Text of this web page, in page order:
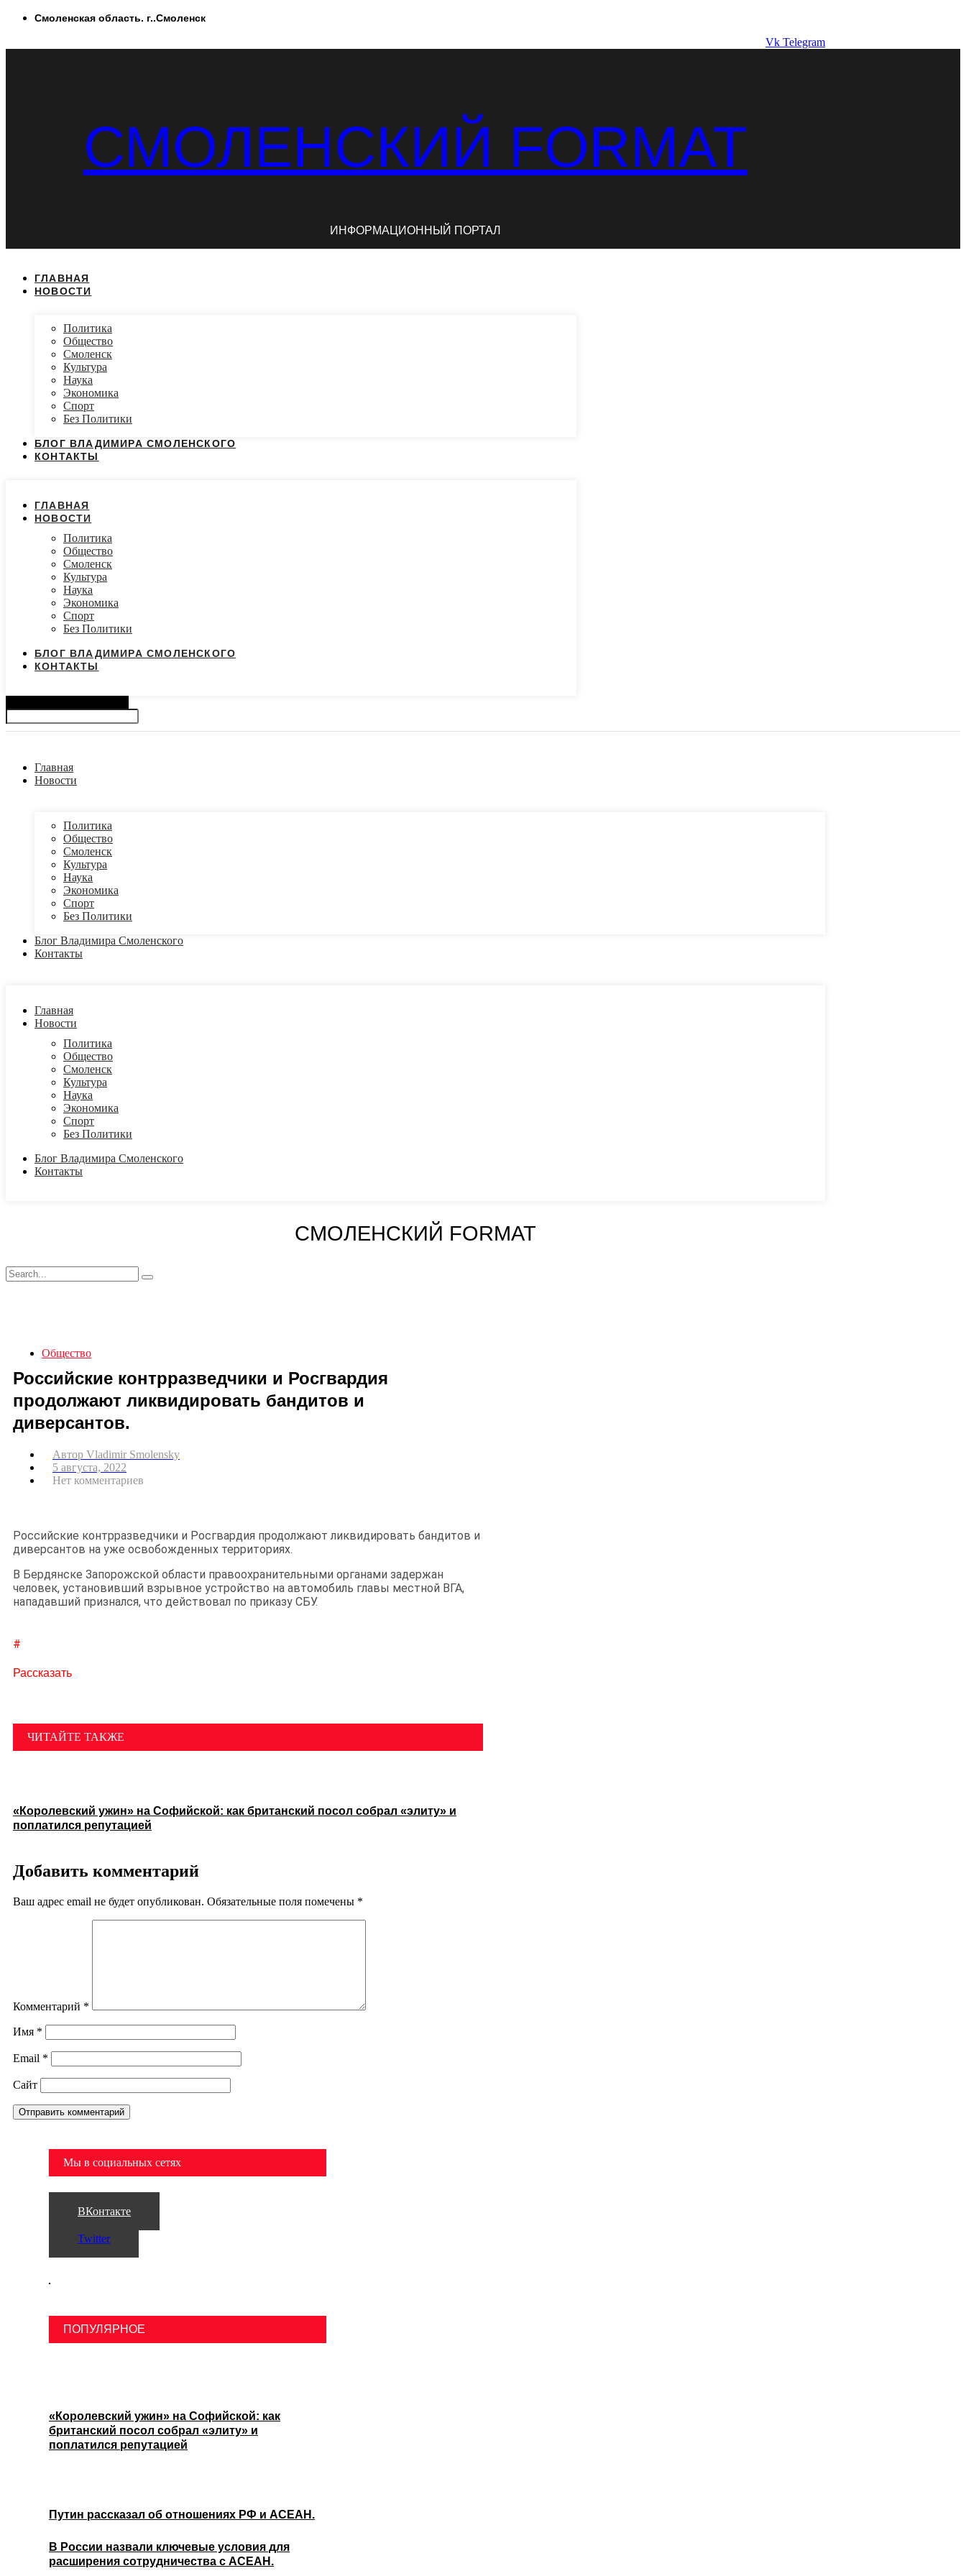
ПерейтиСмоленская область. г..Смоленск
Vk Telegram
СМОЛЕНСКИЙ FORMAT
ИНФОРМАЦИОННЫЙ ПОРТАЛ
ГЛАВНАЯ
НОВОСТИ
Политика
Общество
Смоленск
Культура
Наука
Экономика
Спорт
Без Политики
БЛОГ ВЛАДИМИРА СМОЛЕНСКОГО
КОНТАКТЫ
ГЛАВНАЯ
НОВОСТИ
Политика
Общество
Смоленск
Культура
Наука
Экономика
Спорт
Без Политики
БЛОГ ВЛАДИМИРА СМОЛЕНСКОГО
КОНТАКТЫ
Главная
Новости
Политика
Общество
Смоленск
Культура
Наука
Экономика
Спорт
Без Политики
Блог Владимира Смоленского
Контакты
Главная
Новости
Политика
Общество
Смоленск
Культура
Наука
Экономика
Спорт
Без Политики
Блог Владимира Смоленского
Контакты
СМОЛЕНСКИЙ FORMAT
Общество
Российские контрразведчики и Росгвардия
продолжают ликвидировать бандитов и
диверсантов.
Автор Vladimir Smolensky
5 августа, 2022
Нет комментариев
Российские контрразведчики и Росгвардия продолжают ликвидировать бандитов и
диверсантов на уже освобожденных территориях.
В Бердянске Запорожской области правоохранительными органами задержан
человек, установивший взрывное устройство на автомобиль главы местной ВГА,
нападавший признался, что действовал по приказу СБУ.
#
Рассказать
ЧИТАЙТЕ ТАКЖЕ
«Королевский ужин» на Софийской: как британский посол собрал «элиту» и
поплатился репутацией
Добавить комментарий
Ваш адрес email не будет опубликован. Обязательные поля помечены *
Комментарий *
Имя *
Email *
Сайт
Мы в социальных сетях
ВКонтакте
Twitter
ПОПУЛЯРНОЕ
«Королевский ужин» на Софийской: как
британский посол собрал «элиту» и
поплатился репутацией
Путин рассказал об отношениях РФ и АСЕАН.
В России назвали ключевые условия для
расширения сотрудничества с АСЕАН.